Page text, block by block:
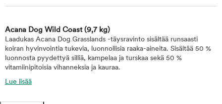
Acana Dog Wild Coast (9,7 kg)
Laadukas Acana Dog Grasslands -täysravinto sisältää runsaasti
koiran hyvinvointia tukevia, luonnollisia raaka-aineita. Sisältää 50 %
luonnosta pyydettyä silliä, kampelaa ja turskaa sekä 50 %
vitamiinipitoisia vihanneksia ja kauraa.
Lue lisää